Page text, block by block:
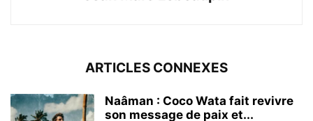
ARTICLES CONNEXES
Naâman : Coco Wata fait revivre
son message de paix et...